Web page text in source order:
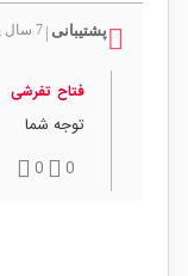
پشتیبانی 7 سال پیش
فتاح تفرشی
توجه شما
0
0